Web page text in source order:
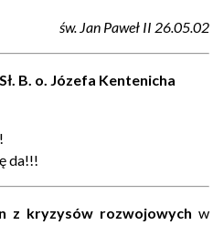
św. Jan Paweł II 26.05.02
B. o. Józefa Kentenicha
da!!!
z kryzysów rozwojowych w